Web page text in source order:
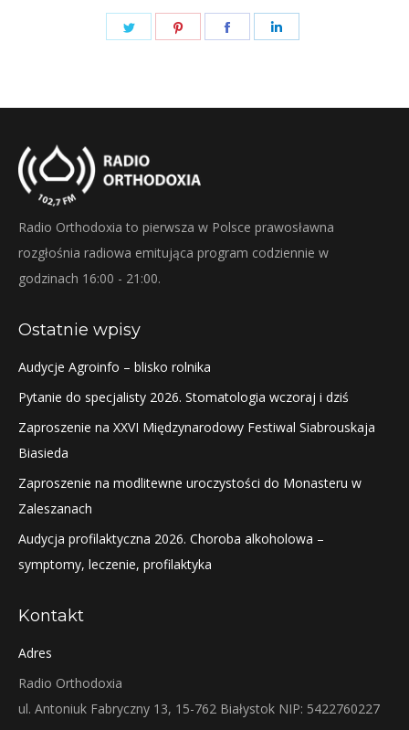
Share
Share
Share
Radio Orthodoxia to pierwsza w Polsce prawosławna
rozgłośnia radiowa emitująca program codziennie w
godzinach 16:00 - 21:00.
Ostatnie wpisy
Audycje Agroinfo – blisko rolnika
Pytanie do specjalisty 2026. Stomatologia wczoraj i dziś
Zaproszenie na XXVI Międzynarodowy Festiwal Siabrouskaja
Biasieda
Zaproszenie na modlitewne uroczystości do Monasteru w
Zaleszanach
Audycja profilaktyczna 2026. Choroba alkoholowa –
symptomy, leczenie, profilaktyka
Kontakt
Adres
Radio Orthodoxia
ul. Antoniuk Fabryczny 13, 15-762 Białystok NIP: 5422760227